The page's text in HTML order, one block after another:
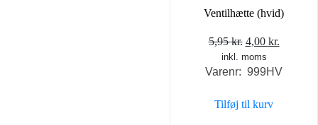
Ventilhætte (hvid)
5,95kr. Den
oprindelige
pris
5,95 kr..
4,00 kr.
pris
inkl. moms
Varenr: 999HV
Tilføj til kurv